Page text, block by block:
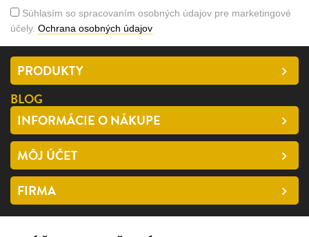
Súhlasím so spracovaním osobných údajov pre marketingové
účely. Ochrana osobných údajov
PRODUKTY
BLOG
INFORMÁCIE O NÁKUPE
MÔJ ÚČET
FIRMA